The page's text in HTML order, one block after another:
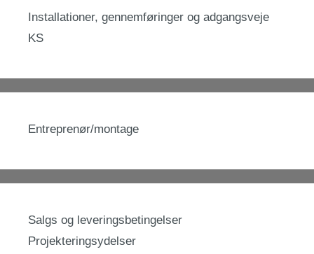
Installationer, gennemføringer og adgangsveje
KS
Entreprenør/montage
Salgs og leveringsbetingelser
Projekteringsydelser